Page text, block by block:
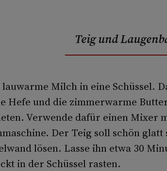
Teig und
Milch in eine Schüssel.
Hefe und die zimmerwarme
Verwende dafür einen Mixer
Der Teig soll schön
lösen. Lasse ihn etwa 30
in der Schüssel rasten.